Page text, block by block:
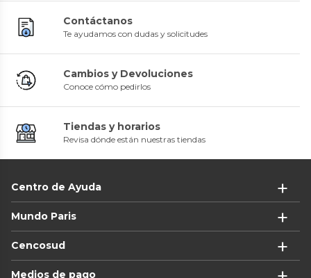
Contáctanos
Te ayudamos con dudas y solicitudes
Cambios y Devoluciones
Conoce cómo pedirlos
Tiendas y horarios
Revisa dónde están nuestras tiendas
Centro de Ayuda
Mundo Paris
Cencosud
Medios de pago